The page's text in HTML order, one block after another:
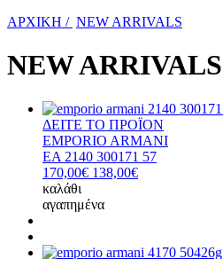
ΑΡΧΙΚΗ / NEW ARRIVALS
NEW ARRIVALS
ΔΕΙΤΕ ΤΟ ΠΡΟΪΟΝ
EMPORIO ARMANI
EA 2140 300171 57
170,00€ 138,00€
καλάθι
αγαπημένα